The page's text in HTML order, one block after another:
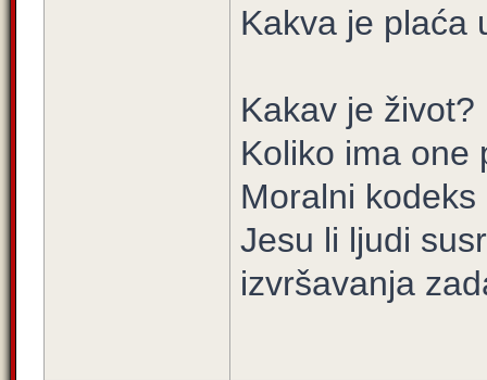
Kakva je plaća
Kakav je
Koliko ima one
Moralni kodeks
Jesu li ljudi
izvršavanja